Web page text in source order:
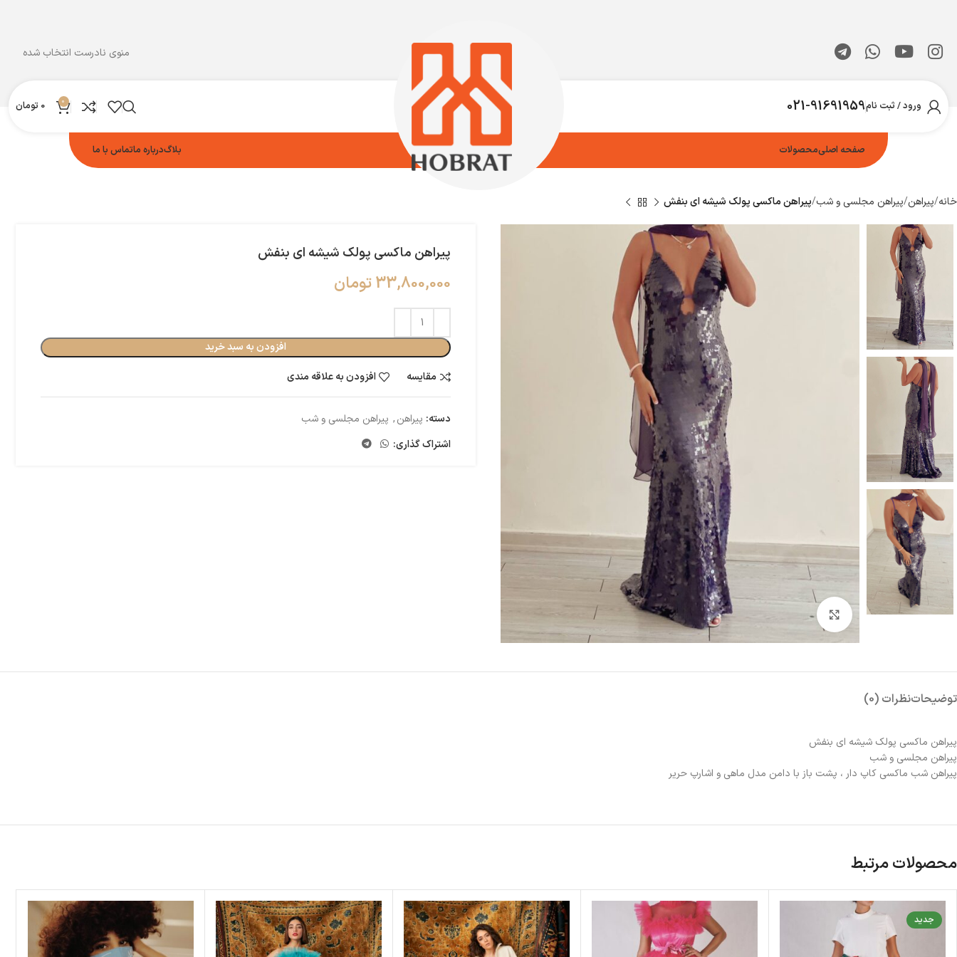
منوی نادرست انتخاب شده
ورود / ثبت نام021-91691959
0
0 تومان
صفحه اصلیمحصولات بلاگدرباره ماتماس با ما
خانه پیراهن پیراهن مجلسی و شب پیراهن ماکسی پولک شیشه ای بنفش
بزرگنمایی تصویر
پیراهن ماکسی پولک شیشه ای بنفش
33,800,000تومان
افزودن به سبد خرید
مقایسه
افزودن به علاقه مندی
دسته: پیراهن, پیراهن مجلسی و شب
اشتراک گذاری:
توضیحاتنظرات (0)
پیراهن ماکسی پولک شیشه ای بنفش
پیراهن مجلسی و شب
پیراهن شب ماکسی کاپ دار ، پشت باز با دامن مدل ماهی و اشارپ حریر
محصولات مرتبط
جدید